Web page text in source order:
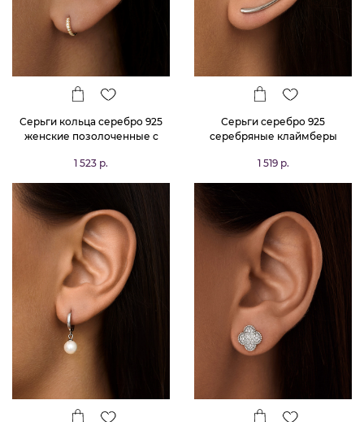
Серьги кольца серебро 925
женские позолоченные с
1 523 р.
Серьги серебро 925
серебряные клаймберы
1 519 р.